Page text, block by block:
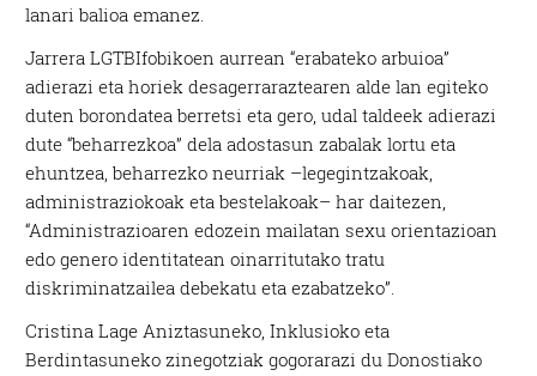
lanari balioa emanez.
Jarrera LGTBIfobikoen aurrean “erabateko arbuioa”
adierazi eta horiek desagerraraztearen alde lan egiteko
duten borondatea berretsi eta gero, udal taldeek adierazi
dute “beharrezkoa” dela adostasun zabalak lortu eta
ehuntzea, beharrezko neurriak –legegintzakoak,
administraziokoak eta bestelakoak– har daitezen,
“Administrazioaren edozein mailatan sexu orientazioan
edo genero identitatean oinarritutako tratu
diskriminatzailea debekatu eta ezabatzeko”.
Cristina Lage Aniztasuneko, Inklusioko eta
Berdintasuneko zinegotziak gogorarazi du Donostiako